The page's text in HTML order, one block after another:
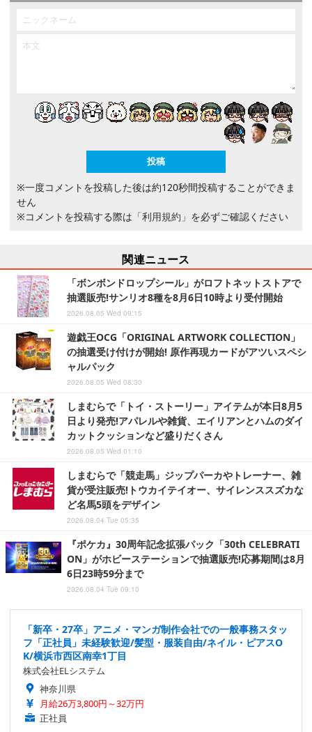
※一度コメントを投稿した後は約120秒間投稿することができま
せん
※コメントを投稿する際は 「利用規約」 を必ずご確認ください
関連ニュース
「ボンボンドロップシール」がロフトネットストアで
抽選販売!サンリオ8種を8月6日10時より受付開始
2026.08.05 Wed 09:15
遊戯王OCG「ORIGINAL ARTWORK COLLECTION」
の抽選受け付けが開始! 原作再現カードがアツいスペシ
ャルパック
2026.08.05 Wed 08:30
しまむらで「トイ・ストーリー」アイテムが本日8月5
日より発売!アパレルや雑貨、エイリアンとハムのダイ
カットクッションなど盛りだくさん
2026.08.05 Wed 01:10
しまむらで「競走馬」ジップパーカやトレーナー、雑
貨が受注販売!トウカイテイオー、サイレンススズカな
ど名馬5頭をデザイン
2026.08.04 Tue 05:35
『ポケカ』30周年記念拡張パック「30th CELEBRATI
ON」がホビーステーションで抽選販売!応募期間は8月
6日23時59分まで
2026.08.04 Tue 09:10
「新卒・27卒」アニメ・マンガ制作会社での一般事務スタッ
フ「正社員」未経験歓迎/髪型・服装自由/ネイル・ピアスO
K/横浜市西区南幸1丁目
株式会社ELシステム
神奈川県
月給26万3,800円～32万円
正社員